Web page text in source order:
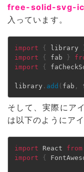
free-solid-svg-
入っています。
import { library
import
{ fab }
import
{
library . add ( fab ,
そして、実際にア
は以下のようにア
import React from
import
{